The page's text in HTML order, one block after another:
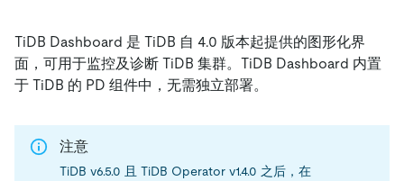
TiDB Dashboard 是 TiDB 自 4.0 版本起提供的图形化界
面，可用于监控及诊断 TiDB 集群。TiDB Dashboard 内置
于 TiDB 的 PD 组件中，无需独立部署。
注意
TiDB v6.5.0 且 TiDB Operator v1.4.0 之后，在